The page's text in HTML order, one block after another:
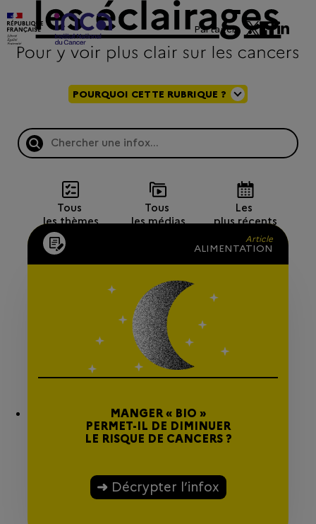
Partager
POURQUOI CETTE RUBRIQUE ?
Tous
les thèmes
Tous
les médias
Les
plus récents
Article
ALIMENTATION
MANGER « BIO »
PERMET-IL DE DIMINUER
LE RISQUE DE CANCERS ?
Décrypter l’infox